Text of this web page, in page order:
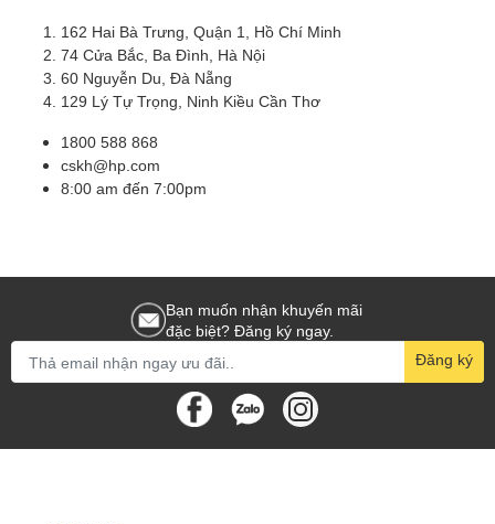
162 Hai Bà Trưng, Quận 1, Hồ Chí Minh
74 Cửa Bắc, Ba Đình, Hà Nội
60 Nguyễn Du, Đà Nẵng
129 Lý Tự Trọng, Ninh Kiều Cần Thơ
1800 588 868
cskh@hp.com
8:00 am đến 7:00pm
Bạn muốn nhận khuyến mãi
đặc biệt? Đăng ký ngay.
Đăng ký